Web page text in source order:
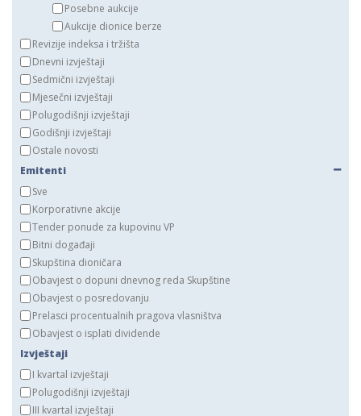
Posebne aukcije
Aukcije dionice berze
Revizije indeksa i tržišta
Dnevni izvještaji
Sedmični izvještaji
Mjesečni izvještaji
Polugodišnji izvještaji
Godišnji izvještaji
Ostale novosti
Emitenti
Sve
Korporativne akcije
Tender ponude za kupovinu VP
Bitni događaji
Skupština dioničara
Obavjest o dopuni dnevnog reda Skupštine
Obavjest o posredovanju
Prelasci procentualnih pragova vlasništva
Obavjest o isplati dividende
Izvještaji
I kvartal izvještaji
Polugodišnji izvještaji
III kvartal izvještaji